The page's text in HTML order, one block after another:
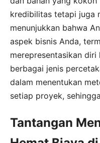
kredibilitas tetapi juga
menunjukkan bahwa
aspek bisnis Anda,
merepresentasikan diri
berbagai jenis
dalam menentukan
setiap proyek,
Tantangan